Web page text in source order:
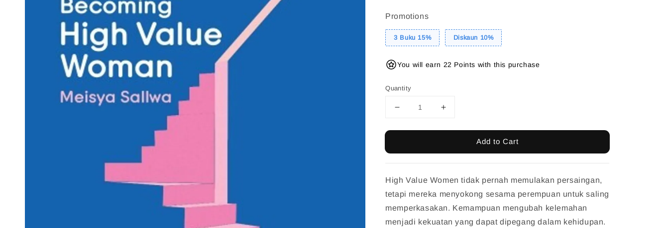
Promotions
3 Buku 15% Diskaun 10%
You will earn 22 Points with this purchase
Quantity
Add to Cart
High Value Women tidak pernah memulakan persaingan,
tetapi mereka menyokong sesama perempuan untuk saling
memperkasakan. Kemampuan mengubah kelemahan
menjadi kekuatan yang dapat dipegang dalam kehidupan.